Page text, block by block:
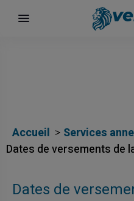
Accueil
Services
Dates de versements de
Dates de